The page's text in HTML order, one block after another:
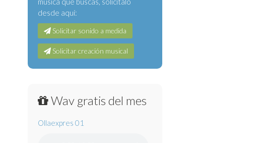
desde aquí:
Solicitar sonido a medida
Solicitar creación musical
Wav gratis del mes
Ollaexpres 01